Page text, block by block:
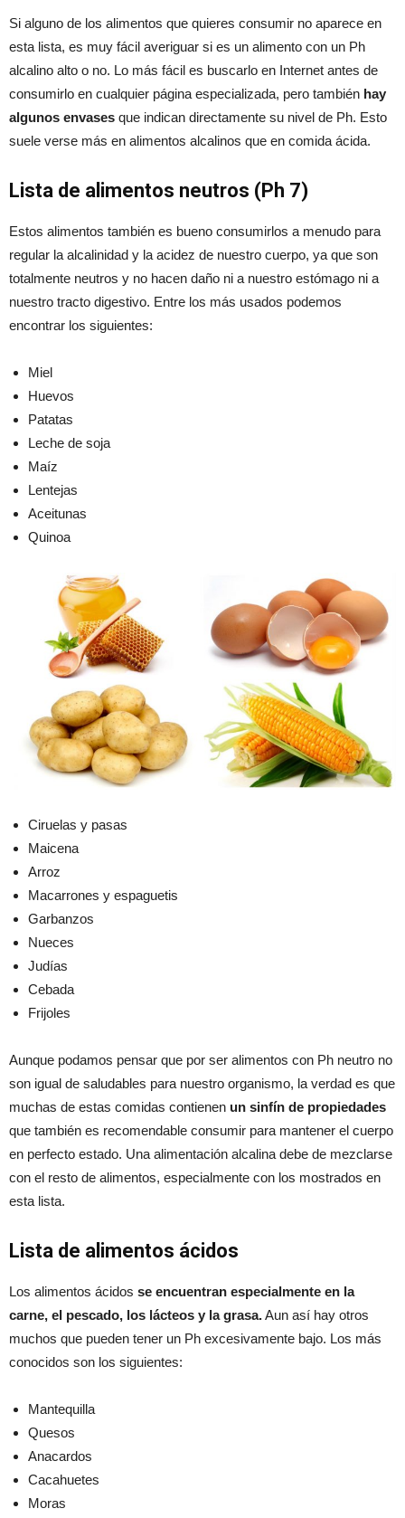
Si alguno de los alimentos que quieres consumir no aparece en
esta lista, es muy fácil averiguar si es un alimento con un Ph
alcalino alto o no. Lo más fácil es buscarlo en Internet antes de
consumirlo en cualquier página especializada, pero también hay
algunos envases que indican directamente su nivel de Ph. Esto
suele verse más en alimentos alcalinos que en comida ácida.
Lista de alimentos neutros (Ph 7)
Estos alimentos también es bueno consumirlos a menudo para
regular la alcalinidad y la acidez de nuestro cuerpo, ya que son
totalmente neutros y no hacen daño ni a nuestro estómago ni a
nuestro tracto digestivo. Entre los más usados podemos
encontrar los siguientes:
Miel
Huevos
Patatas
Leche de soja
Maíz
Lentejas
Aceitunas
Quinoa
Ciruelas y pasas
Maicena
Arroz
Macarrones y espaguetis
Garbanzos
Nueces
Judías
Cebada
Frijoles
Aunque podamos pensar que por ser alimentos con Ph neutro no
son igual de saludables para nuestro organismo, la verdad es que
muchas de estas comidas contienen un sinfín de propiedades
que también es recomendable consumir para mantener el cuerpo
en perfecto estado. Una alimentación alcalina debe de mezclarse
con el resto de alimentos, especialmente con los mostrados en
esta lista.
Lista de alimentos ácidos
Los alimentos ácidos se encuentran especialmente en la
carne, el pescado, los lácteos y la grasa.Aun así hay otros
muchos que pueden tener un Ph excesivamente bajo. Los más
conocidos son los siguientes:
Mantequilla
Quesos
Anacardos
Cacahuetes
Moras